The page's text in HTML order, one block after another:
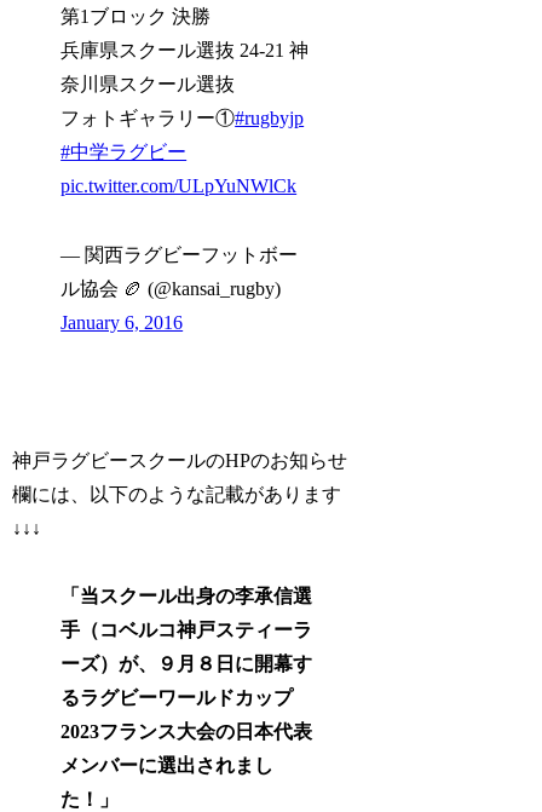
第1ブロック 決勝
兵庫県スクール選抜 24-21 神
奈川県スクール選抜
フォトギャラリー①#rugbyjp
#中学ラグビー
pic.twitter.com/ULpYuNWlCk
— 関西ラグビーフットボー
ル協会 🏉 (@kansai_rugby)
January 6, 2016
神戸ラグビースクールのHPのお知らせ
欄には、以下のような記載があります
↓↓↓
「当スクール出身の李承信選
手（コベルコ神戸スティーラ
ーズ）が、９月８日に開幕す
るラグビーワールドカップ
2023フランス大会の日本代表
メンバーに選出されまし
た！」